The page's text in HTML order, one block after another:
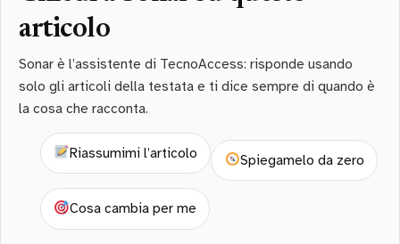
articolo
Sonar è l’assistente di TecnoAccess: risponde usando
solo gli articoli della testata e ti dice sempre di quando è
la cosa che racconta.
Riassumimi l’articolo Spiegamelo da zero
Cosa cambia per me